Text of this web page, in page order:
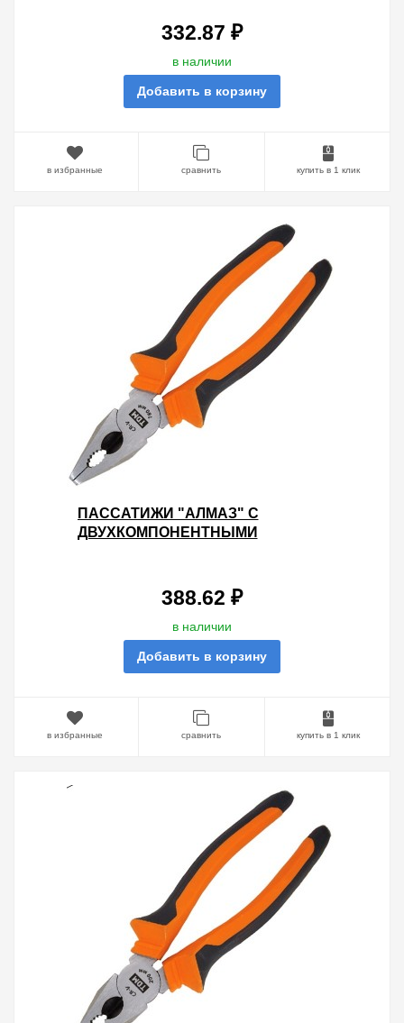
332.87 ₽
в наличии
Добавить в корзину
в избранные сравнить купить в 1 клик
ПАССАТИЖИ "АЛМАЗ" С
ДВУХКОМПОНЕНТНЫМИ
388.62 ₽
в наличии
Добавить в корзину
в избранные сравнить купить в 1 клик